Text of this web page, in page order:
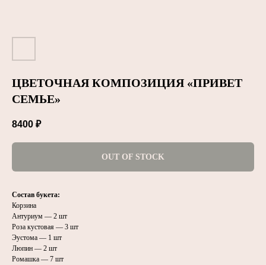
ЦВЕТОЧНАЯ КОМПОЗИЦИЯ «ПРИВЕТ
СЕМЬЕ»
8400 ₽
OUT OF STOCK
Состав букета:
Корзина
Антуриум — 2 шт
Роза кустовая — 3 шт
Эустома — 1 шт
Люпин — 2 шт
Ромашка — 7 шт